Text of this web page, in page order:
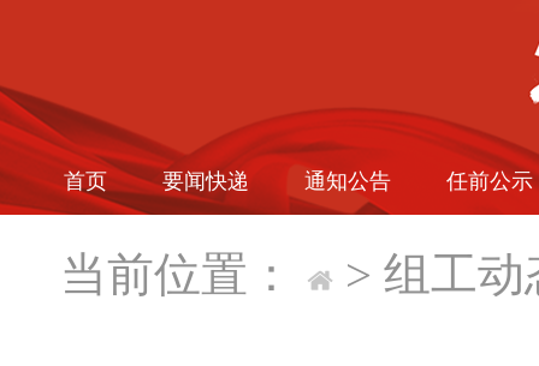
首页 要闻快递 通知公告 任前公示
当前位置： > 组工动